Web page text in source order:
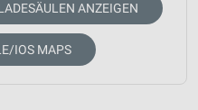
ANZEIGEN
IOS MAPS